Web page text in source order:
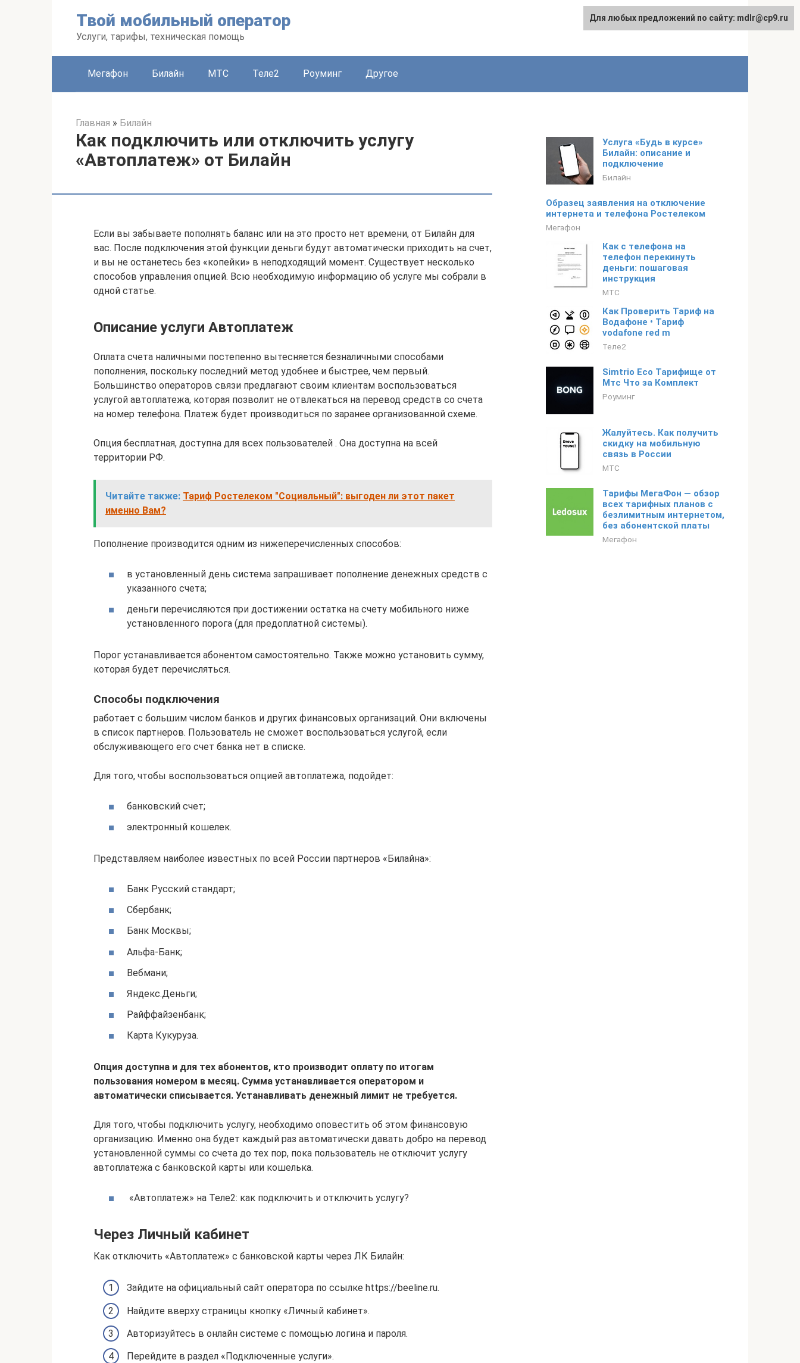
Твой мобильный оператор
Услуги, тарифы, техническая помощь
Мегафон Билайн МТС Теле2 Роуминг Другое
Главная » Билайн
Как подключить или отключить услугу
«Автоплатеж» от Билайн
Если вы забываете пополнять баланс или на это просто нет времени, от Билайн для
вас. После подключения этой функции деньги будут автоматически приходить на счет,
и вы не останетесь без «копейки» в неподходящий момент. Существует несколько
способов управления опцией. Всю необходимую информацию об услуге мы собрали в
одной статье.
Описание услуги Автоплатеж
Оплата счета наличными постепенно вытесняется безналичными способами
пополнения, поскольку последний метод удобнее и быстрее, чем первый.
Большинство операторов связи предлагают своим клиентам воспользоваться
услугой автоплатежа, которая позволит не отвлекаться на перевод средств со счета
на номер телефона. Платеж будет производиться по заранее организованной схеме.
Опция бесплатная, доступна для всех пользователей . Она доступна на всей
территории РФ.
Читайте также: Тариф Ростелеком "Социальный": выгоден ли этот пакет
именно Вам?
Пополнение производится одним из нижеперечисленных способов:
в установленный день система запрашивает пополнение денежных средств с
указанного счета;
деньги перечисляются при достижении остатка на счету мобильного ниже
установленного порога (для предоплатной системы).
Порог устанавливается абонентом самостоятельно. Также можно установить сумму,
которая будет перечисляться.
Способы подключения
работает с большим числом банков и других финансовых организаций. Они включены
в список партнеров. Пользователь не сможет воспользоваться услугой, если
обслуживающего его счет банка нет в списке.
Для того, чтобы воспользоваться опцией автоплатежа, подойдет:
банковский счет;
электронный кошелек.
Представляем наиболее известных по всей России партнеров «Билайна»:
Банк Русский стандарт;
Сбербанк;
Банк Москвы;
Альфа-Банк;
Вебмани;
Яндекс.Деньги;
Райффайзенбанк;
Карта Кукуруза.
Опция доступна и для тех абонентов, кто производит оплату по итогам
пользования номером в месяц. Сумма устанавливается оператором и
автоматически списывается. Устанавливать денежный лимит не требуется.
Для того, чтобы подключить услугу, необходимо оповестить об этом финансовую
организацию. Именно она будет каждый раз автоматически давать добро на перевод
установленной суммы со счета до тех пор, пока пользователь не отключит услугу
автоплатежа с банковской карты или кошелька.
«Автоплатеж» на Теле2: как подключить и отключить услугу?
Через Личный кабинет
Как отключить «Автоплатеж» с банковской карты через ЛК Билайн:
Зайдите на официальный сайт оператора по ссылке https://beeline.ru.
Найдите вверху страницы кнопку «Личный кабинет».
Авторизуйтесь в онлайн системе с помощью логина и пароля.
Перейдите в раздел «Подключенные услуги».
Услуга «Будь в курсе»
Билайн: описание и
подключение
Билайн
Образец заявления на отключение
интернета и телефона Ростелеком
Мегафон
Как с телефона на
телефон перекинуть
деньги: пошаговая
инструкция
МТС
Как Проверить Тариф на
Водафоне • Тариф
vodafone red m
Теле2
Simtrio Eco Тарифище от
Мтс Что за Комплект
Роуминг
Жалуйтесь. Как получить
скидку на мобильную
связь в России
МТС
Тарифы МегаФон — обзор
всех тарифных планов с
безлимитным интернетом,
без абонентской платы
Мегафон
Для любых предложений по сайту: mdlr@cp9.ru